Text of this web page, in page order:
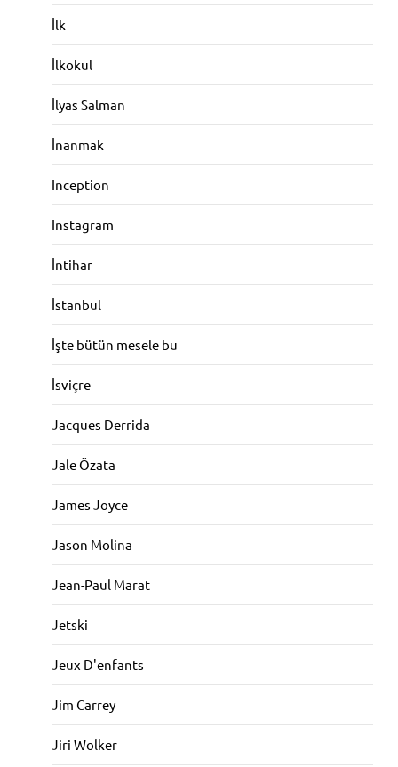
İlk
İlkokul
İlyas Salman
İnanmak
Inception
Instagram
İntihar
İstanbul
İşte bütün mesele bu
İsviçre
Jacques Derrida
Jale Özata
James Joyce
Jason Molina
Jean-Paul Marat
Jetski
Jeux D'enfants
Jim Carrey
Jiri Wolker